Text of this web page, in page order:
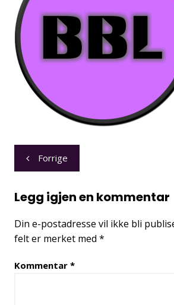
Innleggsnavigasjon
Forrige
Legg igjen en kommentar
Din e-postadresse vil ikke bli
felt er merket med *
Kommentar *